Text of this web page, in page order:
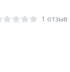
1 отзыв